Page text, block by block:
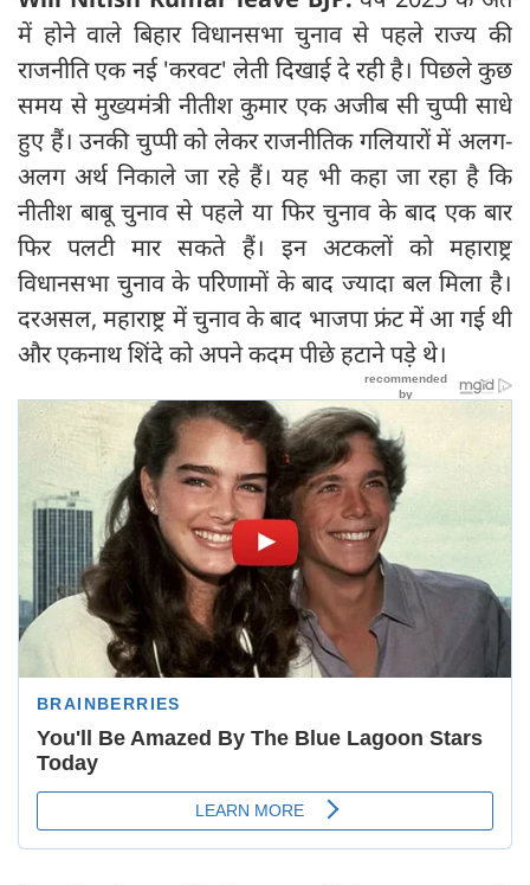
में होने वाले बिहार विधानसभा चुनाव से पहले राज्य की
राजनीति एक नई 'करवट' लेती दिखाई दे रही है। पिछले कुछ
समय से मुख्‍यमंत्री नीतीश कुमार एक अजीब सी चुप्पी साधे
हुए हैं। उनकी चुप्पी को लेकर राजनीतिक गलियारों में अलग-
अलग अर्थ निकाले जा रहे हैं। यह भी कहा जा रहा है कि
नीतीश बाबू चुनाव से पहले या फिर चुनाव के बाद एक बार
फिर पलटी मार सकते हैं। इन अटकलों को महाराष्ट्र
विधानसभा चुनाव के परिणामों के बाद ज्यादा बल मिला है।
दरअसल, महाराष्ट्र में चुनाव के बाद भाजपा फ्रंट में आ गई थी
और एकनाथ शिंदे को अपने कदम पीछे हटाने पड़े थे।